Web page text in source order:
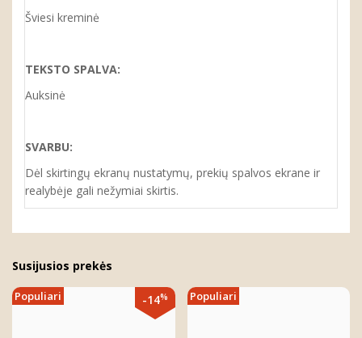
Šviesi kreminė
TEKSTO SPALVA:
Auksinė
SVARBU:
Dėl skirtingų ekranų nustatymų, prekių spalvos ekrane ir
realybėje gali nežymiai skirtis.
Susijusios prekės
Populiari -14% Populiari